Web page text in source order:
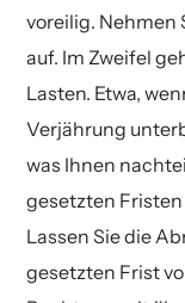
voreilig. Nehmen
auf. Im Zweifel
Lasten. Etwa,
Verjährung
was Ihnen
gesetzten
Lassen Sie die
gesetzten Frist